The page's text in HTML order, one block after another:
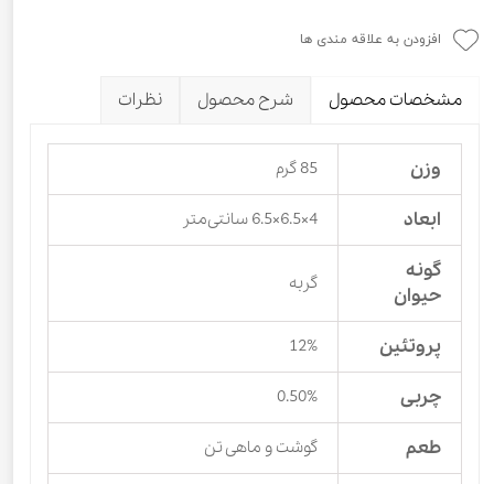
افزودن به علاقه مندی ها
مشخصات محصول شرح محصول نظرات
وزن 85 گرم
ابعاد 4×6.5×6.5 سانتی‌متر
گونه
حیوان
گربه
پروتئین 12%
چربی 0.50%
طعم گوشت و ماهی تن